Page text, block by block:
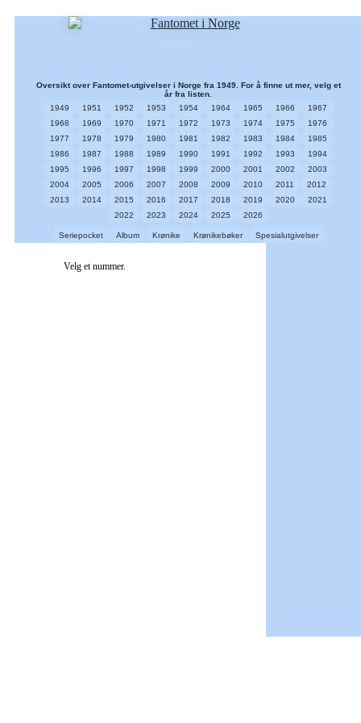
Oversikt over Fantomet-utgivelser i Norge fra 1949. For å finne ut mer, velg et
år fra listen.
1949
1951 1952 1953 1954 1964 1965 1966
1967
1968
1969 1970 1971 1972 1973 1974 1975
1976
1977
1978 1979 1980 1981 1982 1983 1984
1985
1986
1987 1988 1989 1990 1991 1992 1993
1994
1995
1996 1997 1998 1999 2000 2001 2002
2003
2004
2005 2006 2007 2008 2009 2010 2011
2012
2013
2014 2015 2016 2017 2018 2019 2020
2021
2022
2023 2024 2025 2026
Seriepocket Album Krønike Krønikebøker Spesialutgivelser
Velg et nummer.